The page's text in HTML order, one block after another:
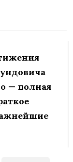
— полная